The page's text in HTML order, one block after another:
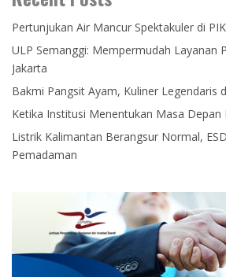
Pertunjukan Air Mancur Spektakuler di
ULP Semanggi: Mempermudah Layanan
Jakarta
Bakmi Pangsit Ayam, Kuliner Legendaris
Ketika Institusi Menentukan Masa Depan
Listrik Kalimantan Berangsur Normal,
Pemadaman